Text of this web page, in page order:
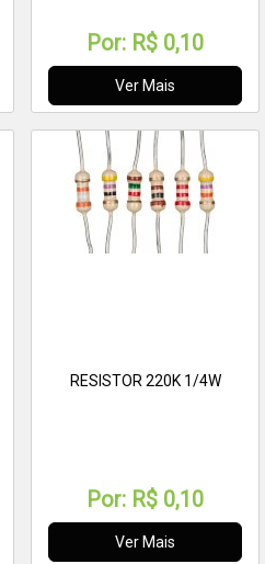
Por: R$ 0,10
Ver Mais
RESISTOR 220K 1/4W
Por: R$ 0,10
Ver Mais